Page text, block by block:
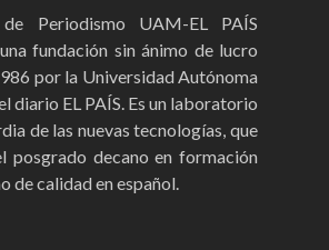
Periodismo UAM-EL PAÍS
fundación sin ánimo de lucro
por la Universidad Autónoma
diario EL PAÍS. Es un laboratorio
de las nuevas tecnologías, que
posgrado decano en formación
de calidad en español.